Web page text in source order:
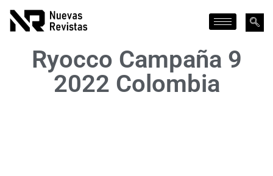
Ryocco Campaña 9
2022 Colombia